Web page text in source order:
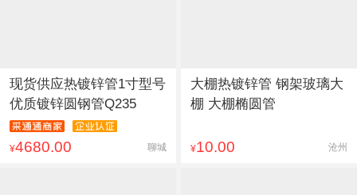
现货供应热镀锌管1寸型号
优质镀锌圆钢管Q235
¥4680.00 聊城
大棚热镀锌管 钢架玻璃大
棚 大棚椭圆管
¥10.00 沧州